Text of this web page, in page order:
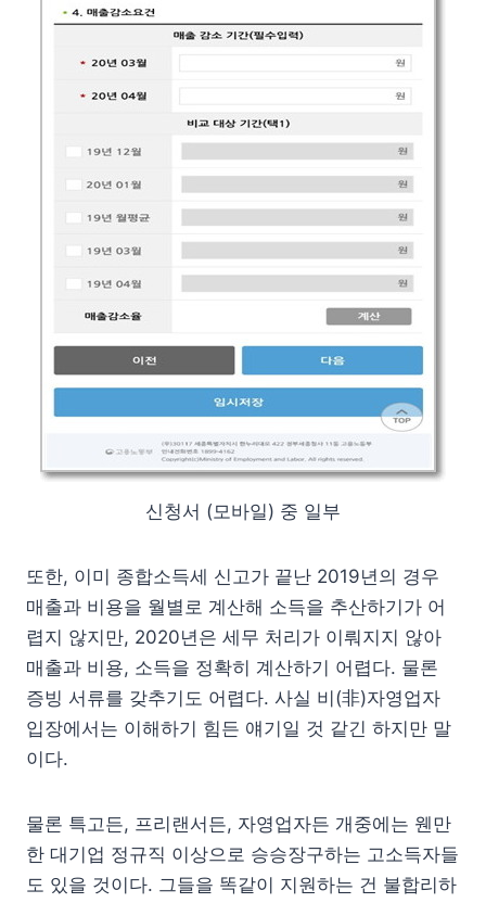
신청서 (모바일) 중 일부
또한, 이미 종합소득세 신고가 끝난 2019년의 경우
매출과 비용을 월별로 계산해 소득을 추산하기가 어
렵지 않지만, 2020년은 세무 처리가 이뤄지지 않아
매출과 비용, 소득을 정확히 계산하기 어렵다. 물론
증빙 서류를 갖추기도 어렵다. 사실 비(非)자영업자
입장에서는 이해하기 힘든 얘기일 것 같긴 하지만 말
이다.
물론 특고든, 프리랜서든, 자영업자든 개중에는 웬만
한 대기업 정규직 이상으로 승승장구하는 고소득자들
도 있을 것이다. 그들을 똑같이 지원하는 건 불합리하